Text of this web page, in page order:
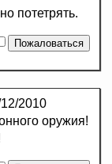
потетрять.
2010
оружия!